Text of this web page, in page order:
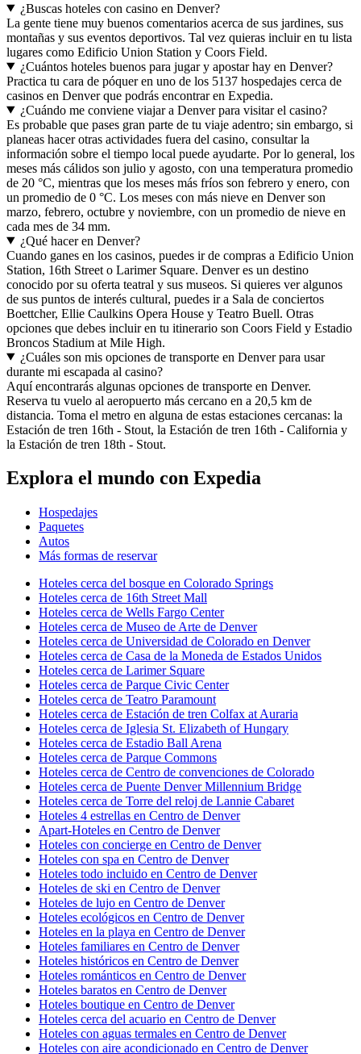
¿Buscas hoteles con casino en Denver?
La gente tiene muy buenos comentarios acerca de sus jardines, sus
montañas y sus eventos deportivos. Tal vez quieras incluir en tu lista
lugares como Edificio Union Station y Coors Field.
¿Cuántos hoteles buenos para jugar y apostar hay en Denver?
Practica tu cara de póquer en uno de los 5137 hospedajes cerca de
casinos en Denver que podrás encontrar en Expedia.
¿Cuándo me conviene viajar a Denver para visitar el casino?
Es probable que pases gran parte de tu viaje adentro; sin embargo, si
planeas hacer otras actividades fuera del casino, consultar la
información sobre el tiempo local puede ayudarte. Por lo general, los
meses más cálidos son julio y agosto, con una temperatura promedio
de 20 °C, mientras que los meses más fríos son febrero y enero, con
un promedio de 0 °C. Los meses con más nieve en Denver son
marzo, febrero, octubre y noviembre, con un promedio de nieve en
cada mes de 34 mm.
¿Qué hacer en Denver?
Cuando ganes en los casinos, puedes ir de compras a Edificio Union
Station, 16th Street o Larimer Square. Denver es un destino
conocido por su oferta teatral y sus museos. Si quieres ver algunos
de sus puntos de interés cultural, puedes ir a Sala de conciertos
Boettcher, Ellie Caulkins Opera House y Teatro Buell. Otras
opciones que debes incluir en tu itinerario son Coors Field y Estadio
Broncos Stadium at Mile High.
¿Cuáles son mis opciones de transporte en Denver para usar
durante mi escapada al casino?
Aquí encontrarás algunas opciones de transporte en Denver.
Reserva tu vuelo al aeropuerto más cercano en a 20,5 km de
distancia. Toma el metro en alguna de estas estaciones cercanas: la
Estación de tren 16th - Stout, la Estación de tren 16th - California y
la Estación de tren 18th - Stout.
Explora el mundo con Expedia
Hospedajes
Paquetes
Autos
Más formas de reservar
Hoteles cerca del bosque en Colorado Springs
Hoteles cerca de 16th Street Mall
Hoteles cerca de Wells Fargo Center
Hoteles cerca de Museo de Arte de Denver
Hoteles cerca de Universidad de Colorado en Denver
Hoteles cerca de Casa de la Moneda de Estados Unidos
Hoteles cerca de Larimer Square
Hoteles cerca de Parque Civic Center
Hoteles cerca de Teatro Paramount
Hoteles cerca de Estación de tren Colfax at Auraria
Hoteles cerca de Iglesia St. Elizabeth of Hungary
Hoteles cerca de Estadio Ball Arena
Hoteles cerca de Parque Commons
Hoteles cerca de Centro de convenciones de Colorado
Hoteles cerca de Puente Denver Millennium Bridge
Hoteles cerca de Torre del reloj de Lannie Cabaret
Hoteles 4 estrellas en Centro de Denver
Apart-Hoteles en Centro de Denver
Hoteles con concierge en Centro de Denver
Hoteles con spa en Centro de Denver
Hoteles todo incluido en Centro de Denver
Hoteles de ski en Centro de Denver
Hoteles de lujo en Centro de Denver
Hoteles ecológicos en Centro de Denver
Hoteles en la playa en Centro de Denver
Hoteles familiares en Centro de Denver
Hoteles históricos en Centro de Denver
Hoteles románticos en Centro de Denver
Hoteles baratos en Centro de Denver
Hoteles boutique en Centro de Denver
Hoteles cerca del acuario en Centro de Denver
Hoteles con aguas termales en Centro de Denver
Hoteles con aire acondicionado en Centro de Denver